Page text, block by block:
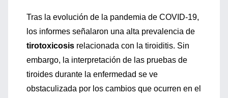
Tras la evolución de la pandemia de COVID-19,
los informes señalaron una alta prevalencia de
tirotoxicosis relacionada con la tiroiditis. Sin
embargo, la interpretación de las pruebas de
tiroides durante la enfermedad se ve
obstaculizada por los cambios que ocurren en el